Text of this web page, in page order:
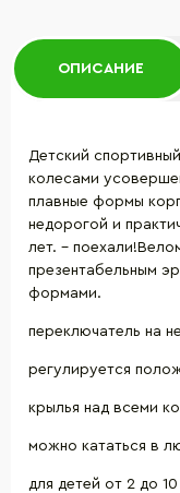
ОПИСАНИЕ
Детский
колесами
плавные формы
недорогой и
лет. -
презентабельным
формами.
переключатель на
регулируется
крылья над всеми
можно кататься в
для детей от 2 до